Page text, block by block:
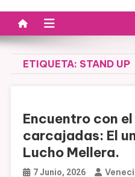
ETIQUETA: STAND UP
Encuentro con
carcajadas: El
Lucho Mellera.
7 Junio, 2026